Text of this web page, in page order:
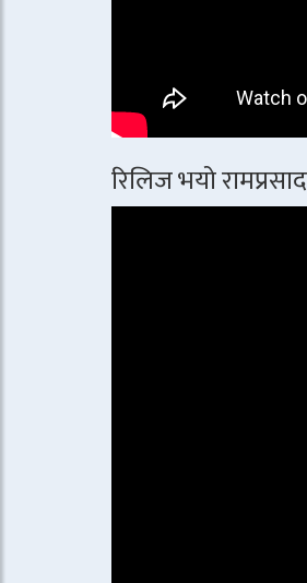
रिलिज भयो